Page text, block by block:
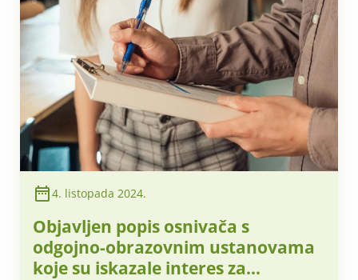
4. listopada 2024.
Objavljen popis osnivača s
odgojno-obrazovnim ustanovama
koje su iskazale interes za